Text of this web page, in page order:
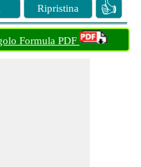
Ripristina 👍
Formula PDF